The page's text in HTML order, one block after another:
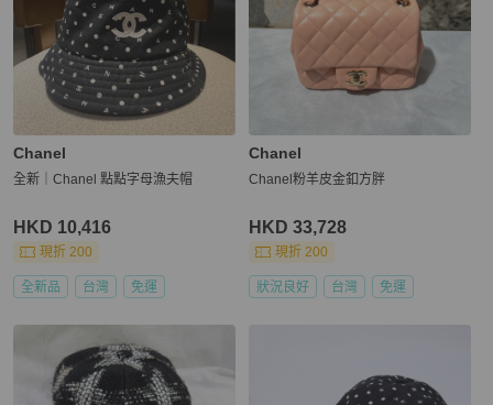
Chanel
全新｜Chanel 點點字母漁夫帽
HKD 10,416
現折 200
全新品 台灣 免運
Chanel
Chanel粉羊皮金釦方胖
HKD 33,728
現折 200
狀況良好 台灣 免運